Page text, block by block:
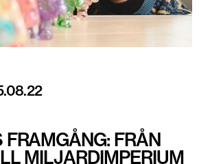
FRAMGÅNG: FRÅN
MILJARDIMPERIUM